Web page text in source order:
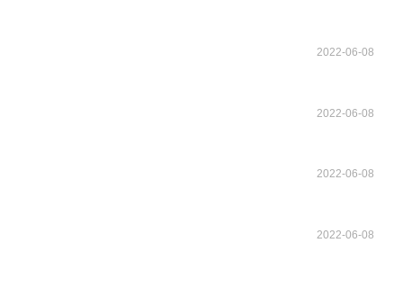
2022-06-08
2022-06-08
2022-06-08
2022-06-08